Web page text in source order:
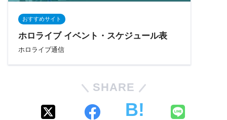
おすすめサイト
ホロライブ イベント・スケジュール表
ホロライブ通信
SHARE